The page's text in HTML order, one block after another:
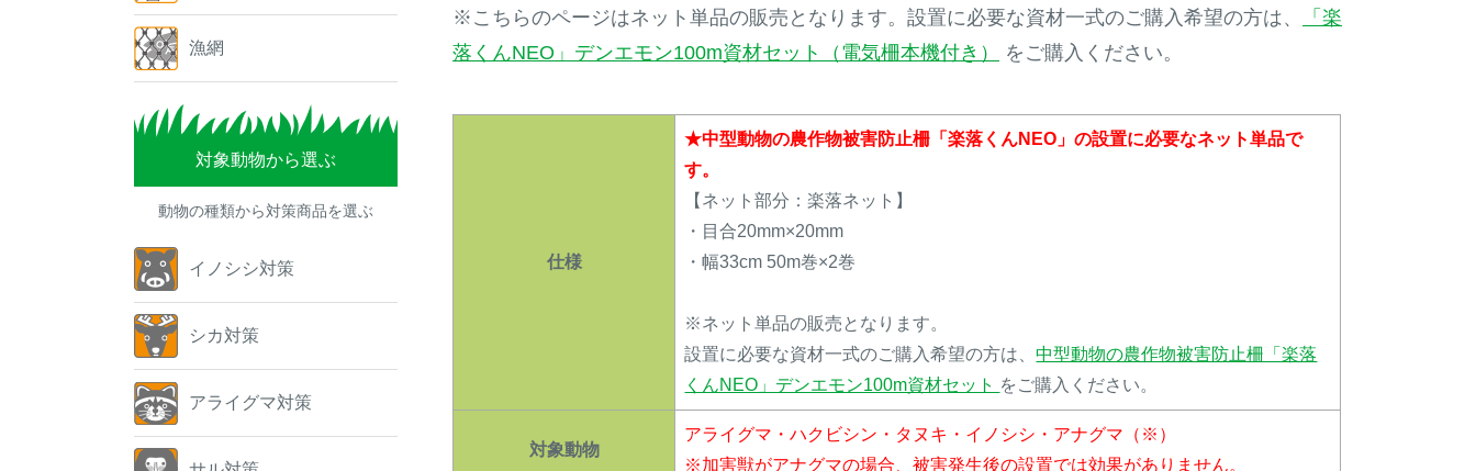
漁網
対象動物から選ぶ
動物の種類から対策商品を選ぶ
イノシシ対策
シカ対策
アライグマ対策
※こちらのページはネット単品の販売となります。設置に必要な資材一式のご購入希望の方は、
「楽
落くんNEO」デンエモン100m資材セット（電気柵本機付き）
をご購入ください。
仕様
★中型動物の農作物被害防止柵「楽落くんNEO」の設置に必要なネット単品で
す。
【ネット部分：楽落ネット】
・目合20mm×20mm
・幅33cm 50m巻×2巻
※ネット単品の販売となります。
設置に必要な資材一式のご購入希望の方は、中型動物の農作物被害防止柵「楽落
くんNEO」デンエモン100m資材セット をご購入ください。
対象動物
アライグマ・ハクビシン・タヌキ・イノシシ・アナグマ（※）
※加害獣がアナグマの場合、被害発生後の設置では効果がありません。